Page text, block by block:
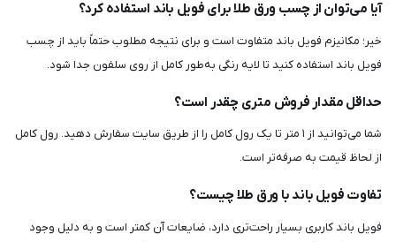
آیا می‌توان از چسب ورق طلا برای فویل باند استفاده کرد؟
خیر؛ مکانیزم فویل باند متفاوت است و برای نتیجه مطلوب حتماً باید از چسب
فویل باند استفاده کنید تا لایه رنگی به‌طور کامل از روی سلفون جدا شود.
حداقل مقدار فروش متری چقدر است؟
شما می‌توانید از ۱ متر تا یک رول کامل را از طریق سایت سفارش دهید. رول کامل
از لحاظ قیمت به صرفه‌تر است.
تفاوت فویل باند با ورق طلا چیست؟
فویل باند کاربری بسیار راحت‌تری دارد، ضایعات آن کمتر است و به دلیل وجود